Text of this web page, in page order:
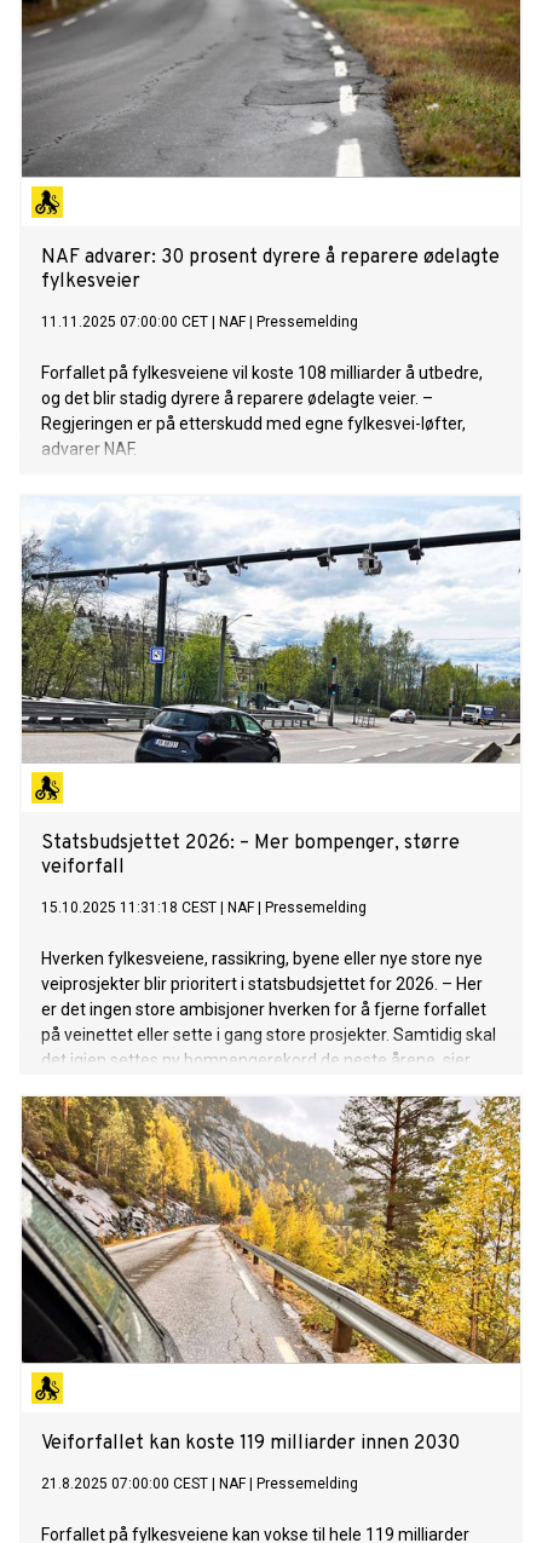
NAF advarer: 30 prosent dyrere å reparere ødelagte
fylkesveier
11.11.2025 07:00:00 CET NAF| Pressemelding
Forfallet på fylkesveiene vil koste 108 milliarder å utbedre,
og det blir stadig dyrere å reparere ødelagte veier. –
Regjeringen er på etterskudd med egne fylkesvei-løfter,
advarer NAF.
Statsbudsjettet 2026: – Mer bompenger, større
veiforfall
15.10.2025 11:31:18 CEST NAF| Pressemelding
Hverken fylkesveiene, rassikring, byene eller nye store nye
veiprosjekter blir prioritert i statsbudsjettet for 2026. – Her
er det ingen store ambisjoner hverken for å fjerne forfallet
på veinettet eller sette i gang store prosjekter. Samtidig skal
det igjen settes ny bompengerekord de neste årene, sier
Veiforfallet kan koste 119 milliarder innen 2030
21.8.2025 07:00:00 CEST NAF| Pressemelding
Forfallet på fylkesveiene kan vokse til hele 119 milliarder